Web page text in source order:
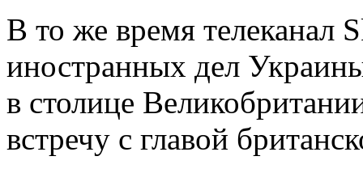
В то же время телеканал
иностранных дел
в столице
встречу с главой